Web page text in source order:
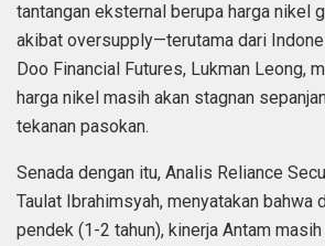
tantangan eksternal berupa harga nikel
akibat oversupply—terutama dari
Doo Financial Futures, Lukman Leong,
harga nikel masih akan stagnan
tekanan pasokan.
Senada dengan itu, Analis Reliance
Taulat Ibrahimsyah, menyatakan bahwa
pendek (1-2 tahun), kinerja Antam masih